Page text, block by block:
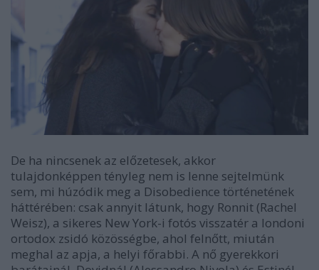
De ha nincsenek az előzetesek, akkor
tulajdonképpen tényleg nem is lenne sejtelmünk
sem, mi húzódik meg a Disobedience történetének
háttérében: csak annyit látunk, hogy Ronnit (Rachel
Weisz), a sikeres New York-i fotós visszatér a londoni
ortodox zsidó közösségbe, ahol felnőtt, miután
meghal az apja, a helyi főrabbi. A nő gyerekkori